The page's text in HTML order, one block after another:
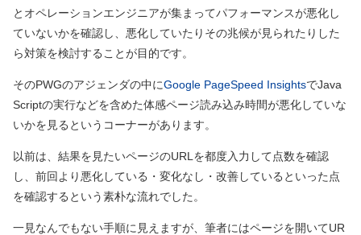
とオペレーションエンジニアが集まってパフォーマンスが悪化し
ていないかを確認し、悪化していたりその兆候が見られたりした
ら対策を検討することが目的です。
そのPWGのアジェンダの中にGoogle PageSpeed InsightsでJava
Scriptの実行などを含めた体感ページ読み込み時間が悪化していな
いかを見るというコーナーがあります。
以前は、結果を見たいページのURLを都度入力して点数を確認
し、前回より悪化している・変化なし・改善しているといった点
を確認するという素朴な流れでした。
一見なんでもない手順に見えますが、筆者にはページを開いてUR